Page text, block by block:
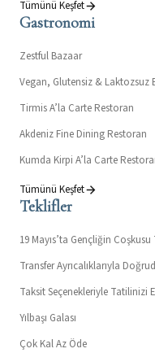
Tümünü Keşfet
Gastronomi
Zestful Bazaar
Vegan, Glutensiz & Laktozsuz
Tirmis A’la Carte Restoran
Akdeniz Fine Dining Restoran
Kumda Kirpi A’la Carte
Tümünü Keşfet
Teklifler
19 Mayıs’ta Gençliğin
Transfer Ayrıcalıklarıyla
Taksit Seçenekleriyle Tatilinizi
Yılbaşı Galası
Çok Kal Az Öde